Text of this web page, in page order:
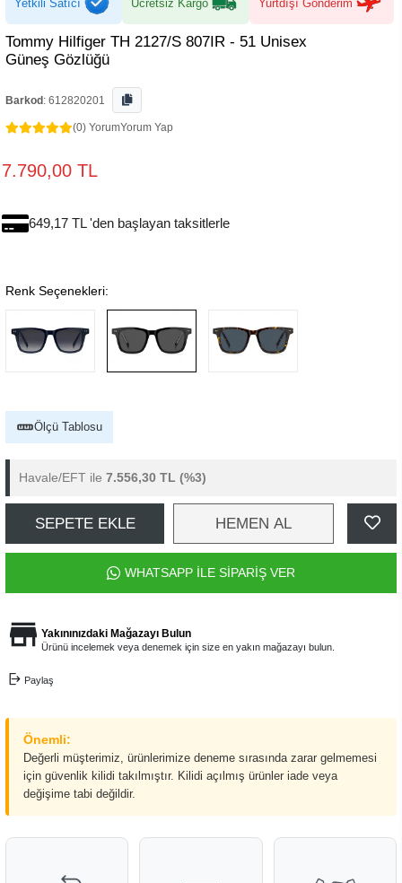
Yetkili Satıcı Ücretsiz Kargo Yurtdışı Gönderim
Tommy Hilfiger TH 2127/S 807IR - 51 Unisex
Güneş Gözlüğü
Barkod : 612820201
(0) YorumYorum Yap
7.790,00 TL
649,17 TL 'den başlayan taksitlerle
Renk Seçenekleri:
Ölçü Tablosu
Havale/EFT ile 7.556,30 TL (%3)
SEPETE EKLE HEMEN AL
WHATSAPP İLE SİPARİŞ VER
Yakınınızdaki Mağazayı Bulun
Ürünü incelemek veya denemek için size en yakın mağazayı bulun.
Paylaş
Önemli:
Değerli müşterimiz, ürünlerimize deneme sırasında zarar gelmemesi
için güvenlik kilidi takılmıştır. Kilidi açılmış ürünler iade veya
değişime tabi değildir.